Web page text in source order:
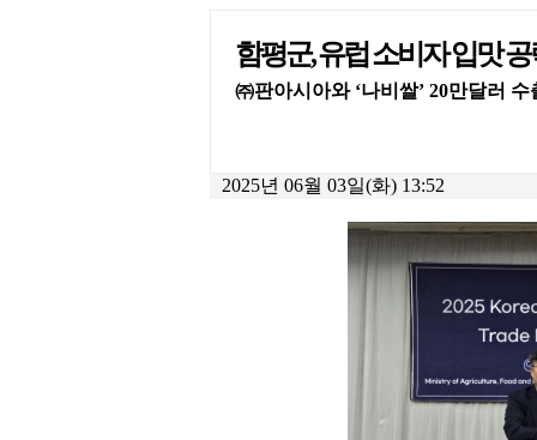
함평군, 유럽 소비자 입맛 공
㈜판아시아와 ‘나비쌀’ 20만달러 수
2025년 06월 03일(화) 13:52